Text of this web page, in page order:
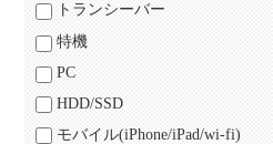
トランシーバー
特機
PC
HDD/SSD
モバイル(iPhone/iPad/wi-fi)